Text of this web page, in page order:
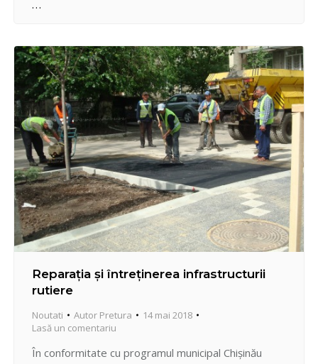
valorificarea terenului cu nr. cadastral 0100214125
ora 9.30, în incinta Preturii sectorului Centru, str.
Bulgară, nr. 43, sala…
Reparaţia şi întreţinerea infrastructurii
rutiere
Noutati Autor Pretura
14 mai 2018
Lasă un comentariu
În conformitate cu programul municipal Chişinău